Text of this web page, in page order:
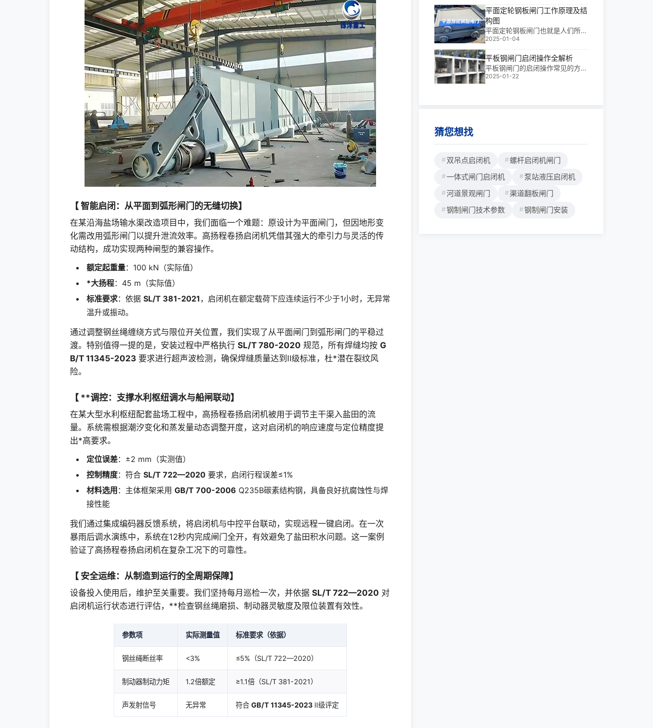
【 智能启闭：从平面到弧形闸门的无缝切换】
在某沿海盐场输水渠改造项目中，我们面临一个难题：原设计为平面闸门，但因地形变
化需改用弧形闸门以提升泄流效率。高扬程卷扬启闭机凭借其强大的牵引力与灵活的传
动结构，成功实现两种闸型的兼容操作。
额定起重量：100 kN（实际值）
*大扬程：45 m（实际值）
标准要求：依据 SL/T 381-2021 ，启闭机在额定载荷下应连续运行不少于1小时，无异常
温升或振动。
通过调整钢丝绳缠绕方式与限位开关位置，我们实现了从平面闸门到弧形闸门的平稳过
渡。特别值得一提的是，安装过程中严格执行 SL/T 780-2020 规范，所有焊缝均按 G
B/T 11345-2023 要求进行超声波检测，确保焊缝质量达到Ⅱ级标准，杜*潜在裂纹风
险。
【 **调控：支撑水利枢纽调水与船闸联动】
在某大型水利枢纽配套盐场工程中，高扬程卷扬启闭机被用于调节主干渠入盐田的流
量。系统需根据潮汐变化和蒸发量动态调整开度，这对启闭机的响应速度与定位精度提
出*高要求。
定位误差：±2 mm（实测值）
控制精度：符合 SL/T 722—2020 要求，启闭行程误差≤1%
材料选用 ：主体框架采用 GB/T 700-2006 Q235B碳素结构钢，具备良好抗腐蚀性与焊
接性能
我们通过集成编码器反馈系统，将启闭机与中控平台联动，实现远程一键启闭。在一次
暴雨后调水演练中，系统在12秒内完成闸门全开，有效避免了盐田积水问题。这一案例
验证了高扬程卷扬启闭机在复杂工况下的可靠性。
【 安全运维：从制造到运行的全周期保障】
设备投入使用后，维护至关重要。我们坚持每月巡检一次，并依据 SL/T 722—2020 对
启闭机运行状态进行评估，**检查钢丝绳磨损、制动器灵敏度及限位装置有效性。
参数项 实际测量值 标准要求（依据）
钢丝绳断丝率 <3% ≤5%（SL/T 722—2020）
制动器制动力矩 1.2倍额定 ≥1.1倍（SL/T 381-2021）
声发射信号 无异常 符合 GB/T 11345-2023 Ⅱ级评定
“钢铁卫士”，更是电站泄洪、灌溉
调控与城市防洪工程的关键枢纽。
它集承压、启闭、密封于一体，直
接关系到工程安全与运行效率。根
据规格不同，单价通常
平面定轮钢板闸门工作原理及结
构图
平面定轮钢板闸门也就是人们所说
的平面滚轮钢制闸门，多用于大中
型水库、河道等水利工程中做截
止、调节水流量的大小，具有抗压
能力强，启闭操作灵活等优势特
点，下面铄洋重工小编将从其结构
2025-01-04
平板钢闸门启闭操作全解析
平板钢闸门的启闭操作常见的方式
电动启闭、手动启闭、液压启闭、
需
2025-01-22
猜您想找
双吊点启闭机
螺杆启闭机闸门
一体式闸门启闭机
泵站液压启闭机
河道景观闸门
渠道翻板闸门
钢制闸门技术参数
钢制闸门安装